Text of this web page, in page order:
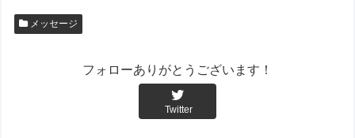
メッセージ
フォローありがとうございます！
Twitter